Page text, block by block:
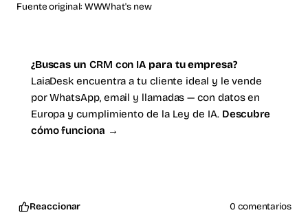
Fuente original: WWWhat's new
¿Buscas un CRM con IA para tu empresa?
LaiaDesk encuentra a tu cliente ideal y le vende
por WhatsApp, email y llamadas — con datos en
Europa y cumplimiento de la Ley de IA. Descubre
cómo funciona →
Reaccionar 0 comentarios